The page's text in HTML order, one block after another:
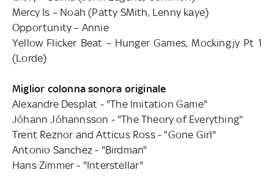
Mercy Is – Noah (Patty SMith, Lenny kaye)
Opportunity – Annie
Yellow Flicker Beat – Hunger Games, Mockingjy Pt 1
(Lorde)
Miglior colonna sonora originale
Alexandre Desplat - "The Imitation Game"
Jóhann Jóhannsson - "The Theory of Everything"
Trent Reznor and Atticus Ross - "Gone Girl"
Antonio Sanchez - "Birdman"
Hans Zimmer - "Interstellar"